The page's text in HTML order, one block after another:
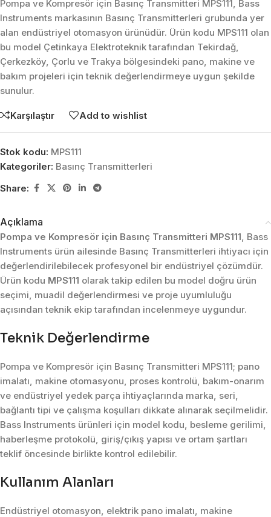
Pompa ve Kompresör için Basınç Transmitteri MPS111, Bass
Instruments markasının Basınç Transmitterleri grubunda yer
alan endüstriyel otomasyon ürünüdür. Ürün kodu MPS111 olan
bu model Çetinkaya Elektroteknik tarafından Tekirdağ,
Çerkezköy, Çorlu ve Trakya bölgesindeki pano, makine ve
bakım projeleri için teknik değerlendirmeye uygun şekilde
sunulur.
Karşılaştır Add to wishlist
Stok kodu: MPS111
Kategoriler: Basınç Transmitterleri
Share:
Açıklama
Pompa ve Kompresör için Basınç Transmitteri MPS111, Bass
Instruments ürün ailesinde Basınç Transmitterleri ihtiyacı için
değerlendirilebilecek profesyonel bir endüstriyel çözümdür.
Ürün kodu MPS111 olarak takip edilen bu model doğru ürün
seçimi, muadil değerlendirmesi ve proje uyumluluğu
açısından teknik ekip tarafından incelenmeye uygundur.
Teknik Değerlendirme
Pompa ve Kompresör için Basınç Transmitteri MPS111; pano
imalatı, makine otomasyonu, proses kontrolü, bakım-onarım
ve endüstriyel yedek parça ihtiyaçlarında marka, seri,
bağlantı tipi ve çalışma koşulları dikkate alınarak seçilmelidir.
Bass Instruments ürünleri için model kodu, besleme gerilimi,
haberleşme protokolü, giriş/çıkış yapısı ve ortam şartları
teklif öncesinde birlikte kontrol edilebilir.
Kullanım Alanları
Endüstriyel otomasyon, elektrik pano imalatı, makine